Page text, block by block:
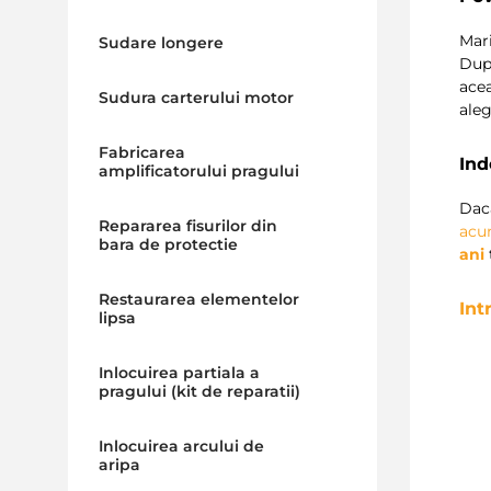
Sudare longere
Sudura carterului motor
Fabricarea
amplificatorului pragului
Repararea fisurilor din
bara de protectie
Restaurarea elementelor
lipsa
Inlocuirea partiala a
pragului (kit de reparatii)
Inlocuirea arcului de
aripa
ani